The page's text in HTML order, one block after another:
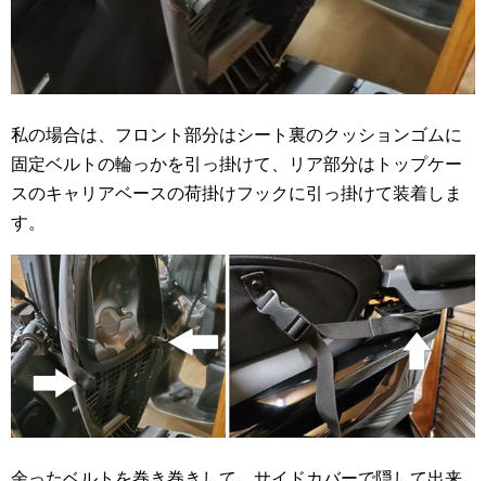
私の場合は、フロント部分はシート裏のクッションゴムに
固定ベルトの輪っかを引っ掛けて、リア部分はトップケー
スのキャリアベースの荷掛けフックに引っ掛けて装着しま
す。